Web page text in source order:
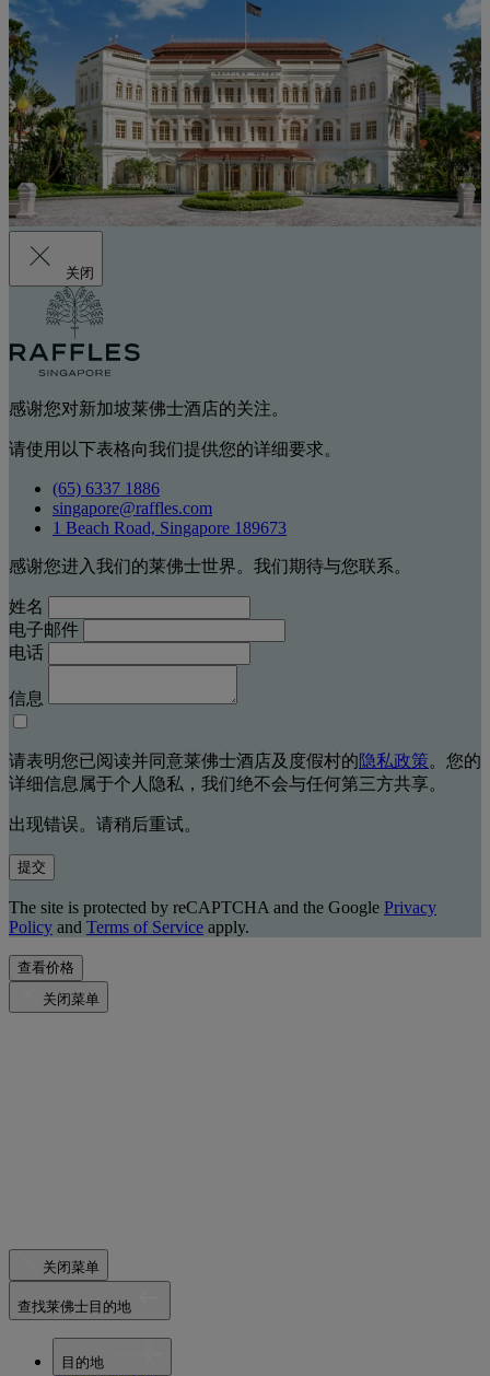
关闭
感谢您对新加坡莱佛士酒店的关注。
请使用以下表格向我们提供您的详细要求。
(65) 6337 1886
singapore@raffles.com
1 Beach Road, Singapore 189673
感谢您进入我们的莱佛士世界。我们期待与您联系。
姓名
电子邮件
电话
信息
请表明您已阅读并同意莱佛士酒店及度假村的隐私政策。您的
详细信息属于个人隐私，我们绝不会与任何第三方共享。
出现错误。请稍后重试。
提交
The site is protected by reCAPTCHA and the Google Privacy
Policy and Terms of Service apply.
查看价格
关闭菜单
关闭菜单
查找莱佛士目的地
目的地